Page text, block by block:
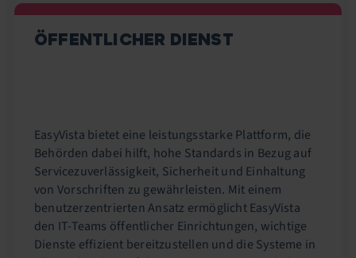
ÖFFENTLICHER DIENST
EasyVista bietet eine leistungsstarke Plattform, die
Behörden dabei hilft, hohe Standards in Bezug auf
Servicezuverlässigkeit, Sicherheit und Einhaltung
von Vorschriften zu gewährleisten. Mit einem
benutzerzentrierten Ansatz ermöglicht EasyVista
den IT-Teams öffentlicher Einrichtungen, wichtige
Dienste effizient bereitzustellen und die Systeme in